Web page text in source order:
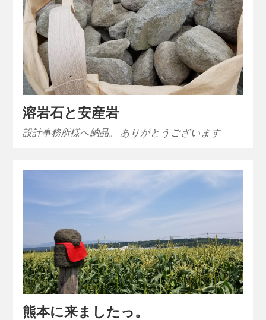
溶岩石と安産岩
設計事務所様へ納品。 ありがとうございます
熊本に来ましたっ。